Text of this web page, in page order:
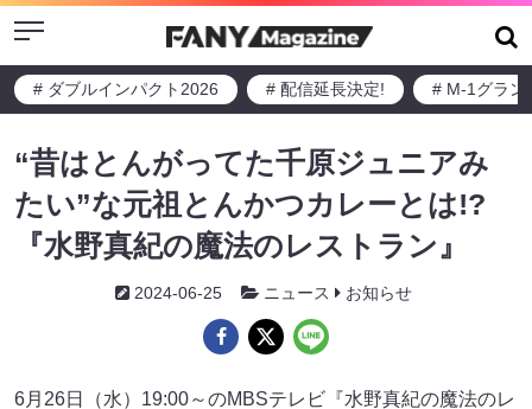
Menu
# ダブルインパクト2026 # 配信延長決定! # M-1グラン
“昔はとんがってた千原ジュニアみ
たい”な元祖とんかつカレーとは!?
『水野真紀の魔法のレストラン』
2024-06-25 ニュース お知らせ
6月26日（水）19:00～のMBSテレビ『水野真紀の魔法のレ